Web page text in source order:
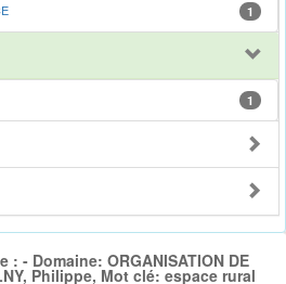
1
1
: - Domaine: ORGANISATION DE
Philippe, Mot clé: espace rural